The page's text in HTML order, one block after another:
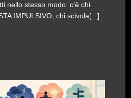
nello stesso modo: c’è chi
IMPULSIVO, chi scivola[...]